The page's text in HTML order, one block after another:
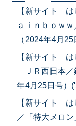
【新サイト
ａｉｎｂｏｗ
（2024年4月
【新サイト
ＪＲ西日本／
年4月25日号）
【新サイト
／「特大メロ